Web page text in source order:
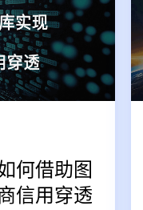
何借助图
信用穿透